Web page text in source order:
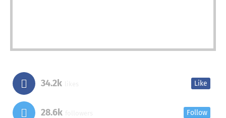
34.2k Like
28.6k Follow